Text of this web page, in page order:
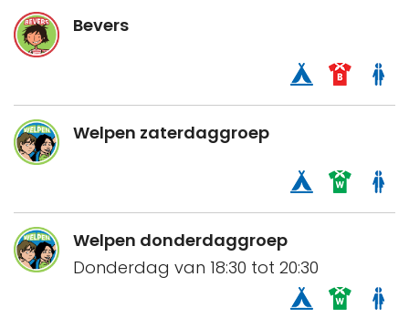
Bevers
Welpen zaterdaggroep
Welpen donderdaggroep
Donderdag van 18:30 tot 20:30